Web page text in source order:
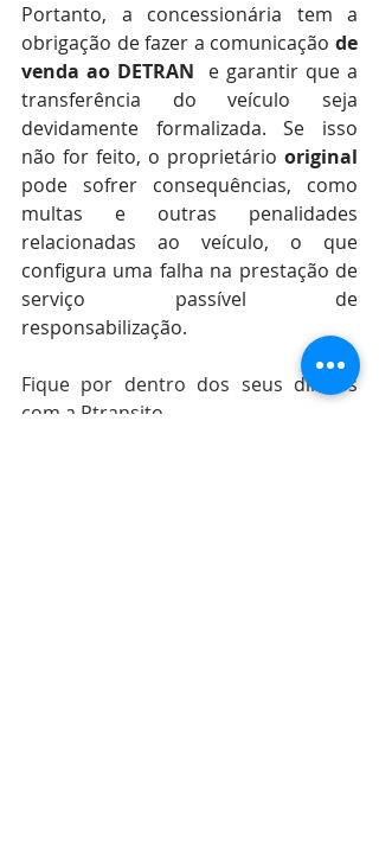
Portanto, a concessionária tem a
obrigação de fazer a comunicação de
venda ao DETRAN
e garantir que a
transferência do veículo seja
devidamente formalizada. Se isso
não for feito, o proprietário
pode sofrer consequências, como
multas e outras penalidades
relacionadas ao veículo, o que
configura uma falha na prestação de
serviço passível de
responsabilização.
Fique por dentro dos seus diretos
com a Ptransito.